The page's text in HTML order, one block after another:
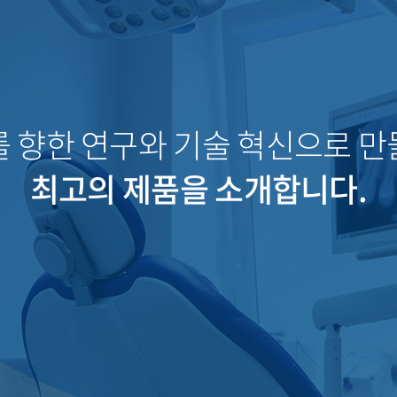
향한 연구와 기술 혁신으로
최고의 제품을 소개합니다.